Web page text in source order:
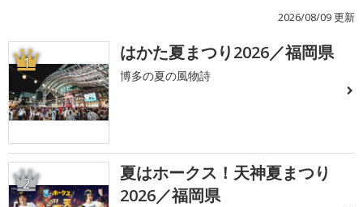
2026/08/09 更新
1 はかた夏まつり2026／福岡県
博多の夏の風物詩
2
夏はホークス！天神夏まつり
2026／福岡県